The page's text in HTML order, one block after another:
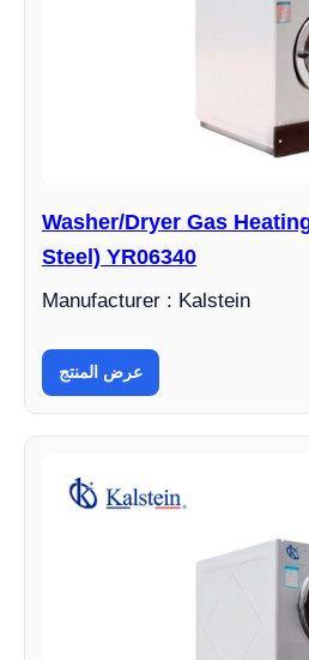
Washer/Dryer Gas
Steel) YR06340
Manufacturer : Kalstein
عرض المنتج